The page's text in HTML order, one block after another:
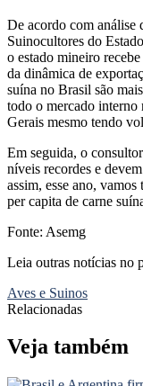
De acordo com análise
Suinocultores do
o estado mineiro
da dinâmica de
suína no Brasil são
todo o mercado
Gerais mesmo tendo
Em seguida, o
níveis recordes e
assim, esse ano,
per capita de carne
Fonte: Asemg
Leia outras notícias no
Aves e Suinos
Relacionadas
Veja também